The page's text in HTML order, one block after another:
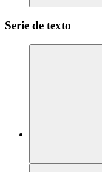
Serie de texto